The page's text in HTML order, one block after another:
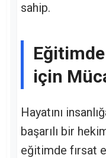
sahip.
için
Hayatını
başarılı bir
eğitimde fırsat